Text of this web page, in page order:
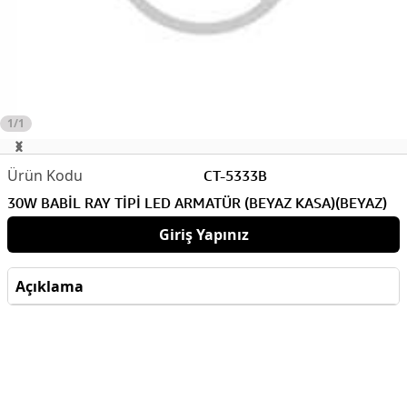
1/1
CT-5333B
30W BABİL RAY TİPİ LED ARMATÜR (BEYAZ KASA)(BEYAZ)
Giriş Yapınız
Açıklama